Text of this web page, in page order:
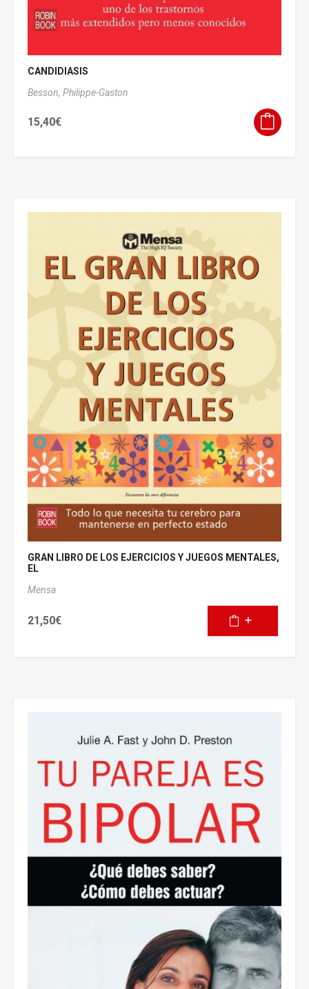
CANDIDIASIS
Besson, Philippe-Gaston
15,40€
GRAN LIBRO DE LOS EJERCICIOS Y JUEGOS MENTALES,
EL
Mensa
21,50€